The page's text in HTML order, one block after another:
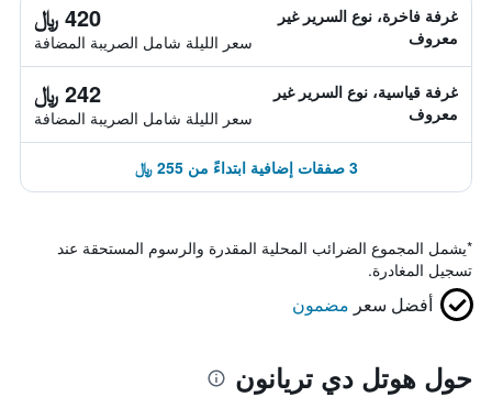
غرفة فاخرة، نوع السرير غير
معروف
420 ﷼
سعر الليلة شامل الصريبة المضافة
غرفة قياسية، نوع السرير غير
معروف
242 ﷼
سعر الليلة شامل الصريبة المضافة
3 صفقات إضافية ابتداءً من 255 ﷼
*يشمل المجموع الضرائب المحلية المقدرة والرسوم المستحقة عند
تسجيل المغادرة.
أفضل سعر مضمون
حول هوتل دي تريانون